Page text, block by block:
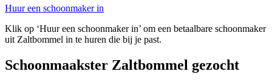
Huur een schoonmaker in
Klik op ‘Huur een schoonmaker in’ om een betaalbare schoonmaker
uit Zaltbommel in te huren die bij je past.
Schoonmaakster Zaltbommel gezocht